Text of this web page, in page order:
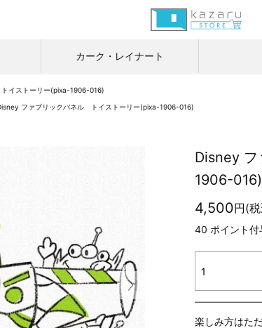
カーク・レイナート
イストーリー(pixa-1906-016)
ファブリックパネル トイストーリー(pixa-1906-016)
Disney
1906-016)
4,500円(
40 ポイント付
楽しみ方はた